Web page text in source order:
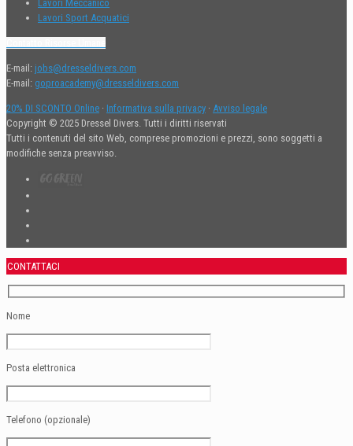
Lavori Meccanico
Lavori Sport Acquatici
E-mail: jobs@dresseldivers.com
E-mail: goproacademy@dresseldivers.com
20% DI SCONTO Online · Informativa sulla privacy · Avviso legale
Copyright © 2025 Dressel Divers. Tutti i diritti riservati
Tutti i contenuti del sito Web, comprese promozioni e prezzi, sono soggetti a
modifiche senza preavviso.
CONTATTACI
Nome
Posta elettronica
Telefono (opzionale)